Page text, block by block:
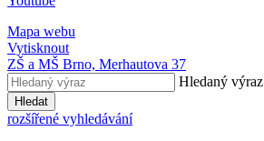
Mapa webu
Vytisknout
ZŠ a MŠ Brno, Merhautova 37
Hledaný výraz
Hledat
rozšířené vyhledávání